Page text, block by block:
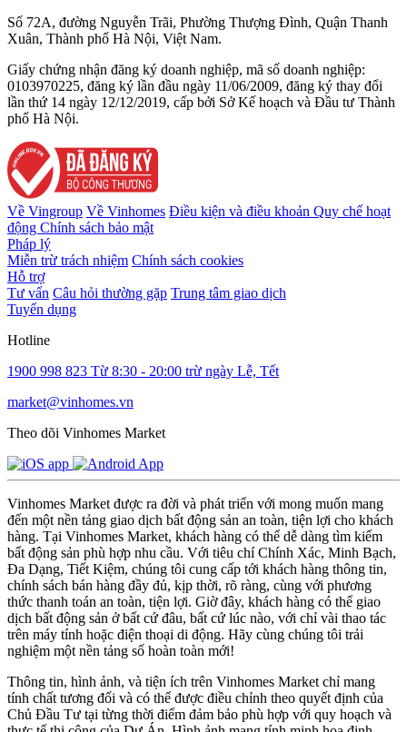
Số 72A, đường Nguyễn Trãi, Phường Thượng Đình, Quận Thanh
Xuân, Thành phố Hà Nội, Việt Nam.
Giấy chứng nhận đăng ký doanh nghiệp, mã số doanh nghiệp:
0103970225, đăng ký lần đầu ngày 11/06/2009, đăng ký thay đổi
lần thứ 14 ngày 12/12/2019, cấp bởi Sở Kế hoạch và Đầu tư Thành
phố Hà Nội.
Về Vingroup Về Vinhomes Điều kiện và điều khoản Quy chế hoạt
động Chính sách bảo mật
Pháp lý
Miễn trừ trách nhiệm Chính sách cookies
Hỗ trợ
Tư vấn Câu hỏi thường gặp Trung tâm giao dịch
Tuyển dụng
Hotline
1900 998 823 Từ 8:30 - 20:00 trừ ngày Lễ, Tết
market@vinhomes.vn
Theo dõi Vinhomes Market
Vinhomes Market được ra đời và phát triển với mong muốn mang
đến một nền tảng giao dịch bất động sản an toàn, tiện lợi cho khách
hàng. Tại Vinhomes Market, khách hàng có thể dễ dàng tìm kiếm
bất động sản phù hợp nhu cầu. Với tiêu chí Chính Xác, Minh Bạch,
Đa Dạng, Tiết Kiệm, chúng tôi cung cấp tới khách hàng thông tin,
chính sách bán hàng đầy đủ, kịp thời, rõ ràng, cùng với phương
thức thanh toán an toàn, tiện lợi. Giờ đây, khách hàng có thể giao
dịch bất động sản ở bất cứ đâu, bất cứ lúc nào, với chỉ vài thao tác
trên máy tính hoặc điện thoại di động. Hãy cùng chúng tôi trải
nghiệm một nền tảng số hoàn toàn mới!
Thông tin, hình ảnh, và tiện ích trên Vinhomes Market chỉ mang
tính chất tương đối và có thể được điều chỉnh theo quyết định của
Chủ Đầu Tư tại từng thời điểm đảm bảo phù hợp với quy hoạch và